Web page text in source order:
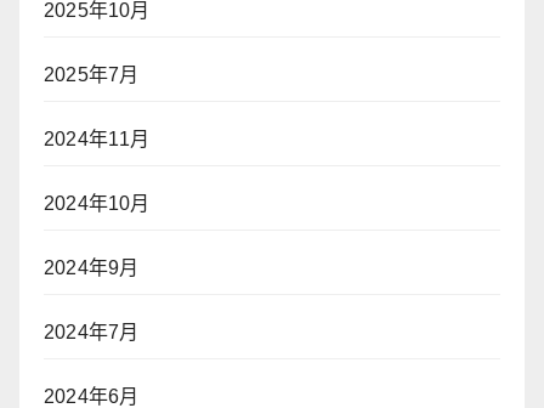
2025年10月
2025年7月
2024年11月
2024年10月
2024年9月
2024年7月
2024年6月